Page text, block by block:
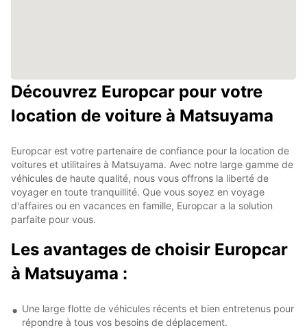
Découvrez Europcar pour votre
location de voiture à Matsuyama
Europcar est votre partenaire de confiance pour la location de
voitures et utilitaires à Matsuyama. Avec notre large gamme de
véhicules de haute qualité, nous vous offrons la liberté de
voyager en toute tranquillité. Que vous soyez en voyage
d'affaires ou en vacances en famille, Europcar a la solution
parfaite pour vous.
Les avantages de choisir Europcar
à Matsuyama :
Une large flotte de véhicules récents et bien entretenus pour
répondre à tous vos besoins de déplacement.